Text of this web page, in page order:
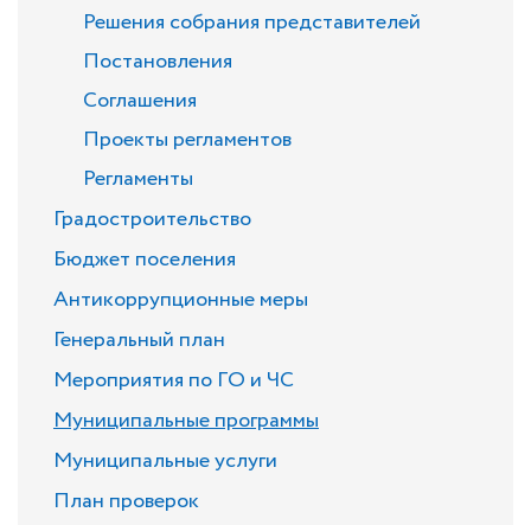
Решения собрания представителей
Постановления
Соглашения
Проекты регламентов
Регламенты
Градостроительство
Бюджет поселения
Антикоррупционные меры
Генеральный план
Мероприятия по ГО и ЧС
Муниципальные программы
Муниципальные услуги
План проверок